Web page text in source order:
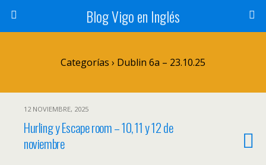
Blog Vigo en Inglés
Categorías › Dublin 6a – 23.10.25
12 NOVIEMBRE, 2025
Hurling y Escape room – 10, 11 y 12 de
noviembre